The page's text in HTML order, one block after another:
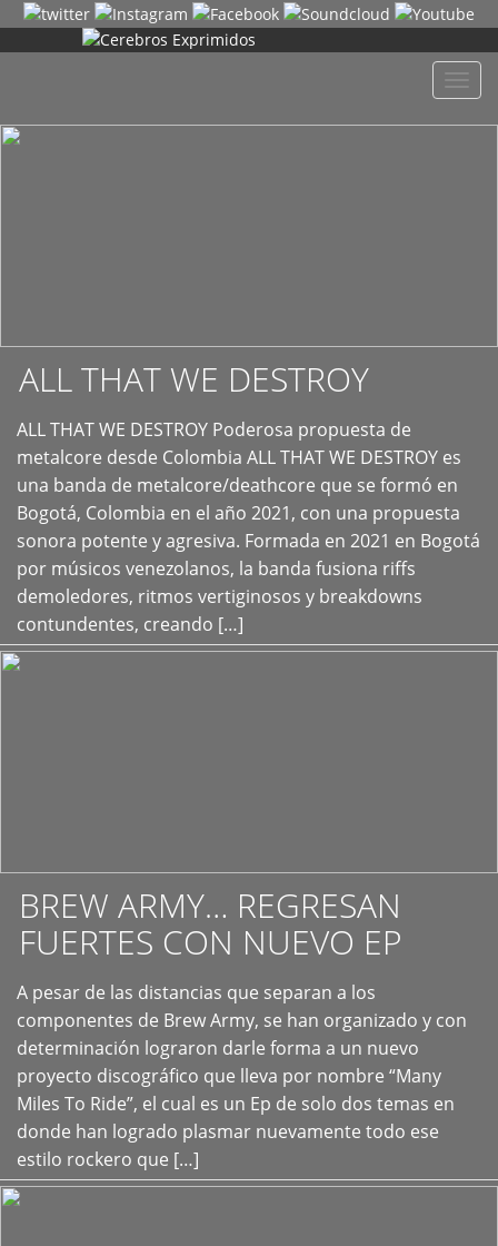
ALL THAT WE DESTROY
ALL THAT WE DESTROY Poderosa propuesta de
metalcore desde Colombia ALL THAT WE DESTROY es
una banda de metalcore/deathcore que se formó en
Bogotá, Colombia en el año 2021, con una propuesta
sonora potente y agresiva. Formada en 2021 en Bogotá
por músicos venezolanos, la banda fusiona riffs
demoledores, ritmos vertiginosos y breakdowns
contundentes, creando […]
+
BREW ARMY… REGRESAN
FUERTES CON NUEVO EP
A pesar de las distancias que separan a los
componentes de Brew Army, se han organizado y con
determinación lograron darle forma a un nuevo
proyecto discográfico que lleva por nombre “Many
Miles To Ride”, el cual es un Ep de solo dos temas en
donde han logrado plasmar nuevamente todo ese
estilo rockero que […]
+